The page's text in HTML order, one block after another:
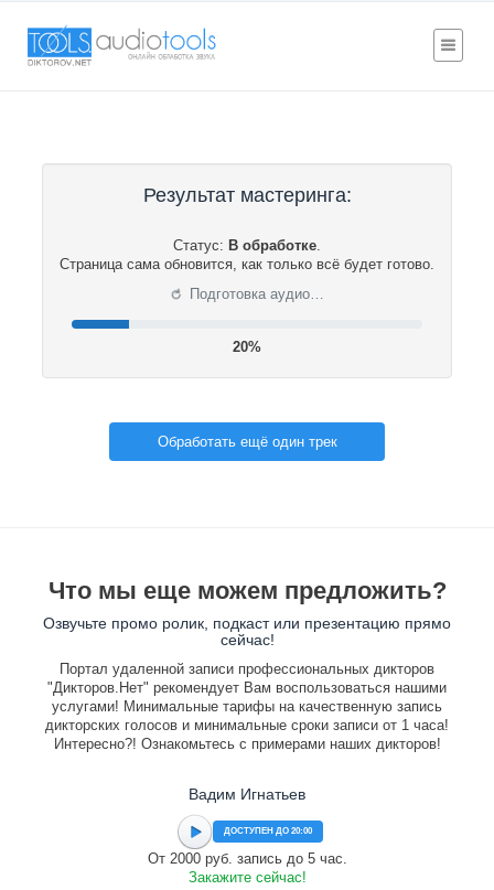
Результат мастеринга:
Статус: В обработке.
Страница сама обновится, как только всё будет готово.
⟳ Подготовка аудио…
21%
Обработать ещё один трек
Что мы еще можем предложить?
Озвучьте промо ролик, подкаст или презентацию прямо
сейчас!
Портал удаленной записи профессиональных дикторов
"Дикторов.Нет" рекомендует Вам воспользоваться нашими
услугами! Минимальные тарифы на качественную запись
дикторских голосов и минимальные сроки записи от 1 часа!
Интересно?! Ознакомьтесь с примерами наших дикторов!
Вадим Игнатьев
ДОСТУПЕН ДО 20:00
От 2000 руб. запись до 5 час.
Закажите сейчас!